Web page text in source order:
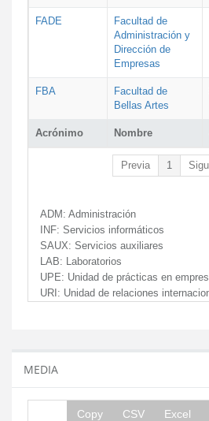
Acrónimo Nombre
FADE
Facultad de
Administración y
Dirección de
Empresas
FBA
Facultad de
Bellas Artes
Previa 1
ADM: Administración
INF: Servicios informáticos
SAUX: Servicios auxiliares
LAB: Laboratorios
UPE: Unidad de prácticas en
URI: Unidad de relaciones
MEDIA
Copy CSV Excel